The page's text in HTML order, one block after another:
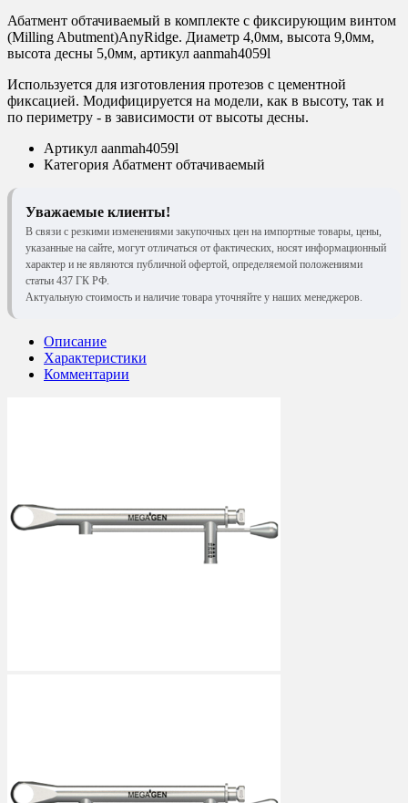
Абатмент обтачиваемый в комплекте с фиксирующим винтом
(Milling Abutment)AnyRidge. Диаметр 4,0мм, высота 9,0мм,
высота десны 5,0мм, артикул aanmah4059l
Используется для изготовления протезов с цементной
фиксацией. Модифицируется на модели, как в высоту, так и
по периметру - в зависимости от высоты десны.
Артикул aanmah4059l
Категория Абатмент обтачиваемый
Уважаемые клиенты!
В связи с резкими изменениями закупочных цен на импортные товары, цены,
указанные на сайте, могут отличаться от фактических, носят информационный
характер и не являются публичной офертой, определяемой положениями
статьи 437 ГК РФ.
Актуальную стоимость и наличие товара уточняйте у наших менеджеров.
Описание
Характеристики
Комментарии